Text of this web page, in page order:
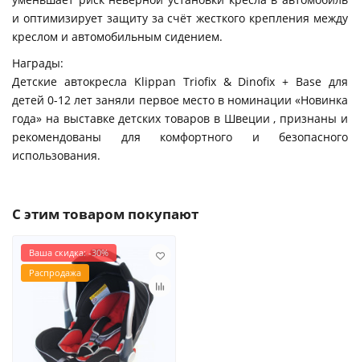
и оптимизирует защиту за счёт жесткого крепления между
креслом и автомобильным сидением.
Награды:
Детские автокресла Klippan Triofix & Dinofix + Base для
детей 0-12 лет заняли первое место в номинации «Новинка
года» на выставке детских товаров в Швеции , признаны и
рекомендованы для комфортного и безопасного
использования.
С этим товаром покупают
Ваша скидка: -30%
Распродажа
Распродажа